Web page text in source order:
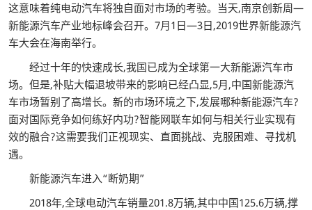
这意味着纯电动汽车将独自面对市场的考验。当天,南京创新周—
新能源汽车产业地标峰会召开。7月1日—3日,2019世界新能源汽
车大会在海南举行。
经过十年的快速成长,我国已成为全球第一大新能源汽车市
场。但是,补贴大幅退坡带来的影响已经凸显,5月,中国新能源汽
车市场暂别了高增长。新的市场环境之下,发展哪种新能源汽车?
面对国际竞争如何练好内功?智能网联车如何与相关行业实现有
效的融合?这需要我们正视现实、直面挑战、克服困难、寻找机
遇。
新能源汽车进入“断奶期”
2018年,全球电动汽车销量201.8万辆,其中中国125.6万辆,撑